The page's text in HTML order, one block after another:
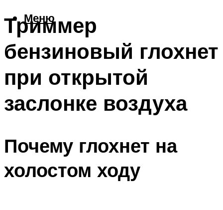
Меню
Триммер
бензиновый глохнет
при открытой
заслонке воздуха
Почему глохнет на
холостом ходу